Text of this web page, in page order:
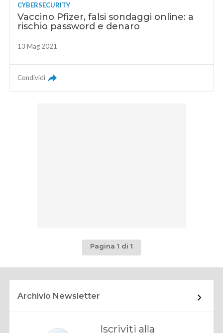
CYBERSECURITY
Vaccino Pfizer, falsi sondaggi online: a
rischio password e denaro
13 Mag 2021
Condividi
Pagina 1 di 1
Archivio Newsletter
Iscriviti alla